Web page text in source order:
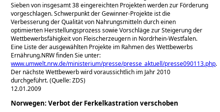
Sieben von insgesamt 38 eingereichten Projekten werden zur Förderung
vorgeschlagen. Schwerpunkt der Gewinner-Projekte ist die
Verbesserung der Qualität von Nahrungsmitteln durch einen
optimierten Herstellungsprozess sowie Vorschläge zur Steigerung der
Wettbewerbsfähigkeit von Fleischerzeugern in Nordrhein-Westfalen.
Eine Liste der ausgewählten Projekte im Rahmen des Wettbewerbs
Ernährung.NRW finden Sie unter:
www.umwelt.nrw.de/ministerium/presse/presse_aktuell/presse090113.php.
Der nächste Wettbewerb wird voraussichtlich im Jahr 2010
durchgeführt. (Quelle: ZDS)
12.01.2009
Norwegen: Verbot der Ferkelkastration verschoben